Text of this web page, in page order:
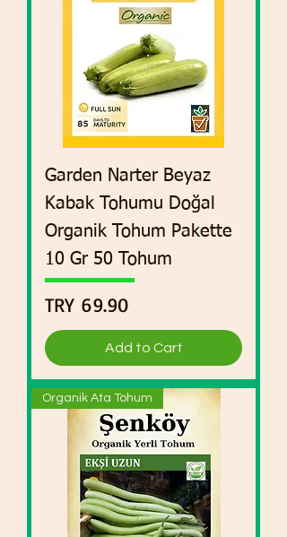
Garden Narter Beyaz
Kabak Tohumu Doğal
Organik Tohum Pakette
10 Gr 50 Tohum
Price
TRY 69.90
Add to Cart
Organik Ata Tohum